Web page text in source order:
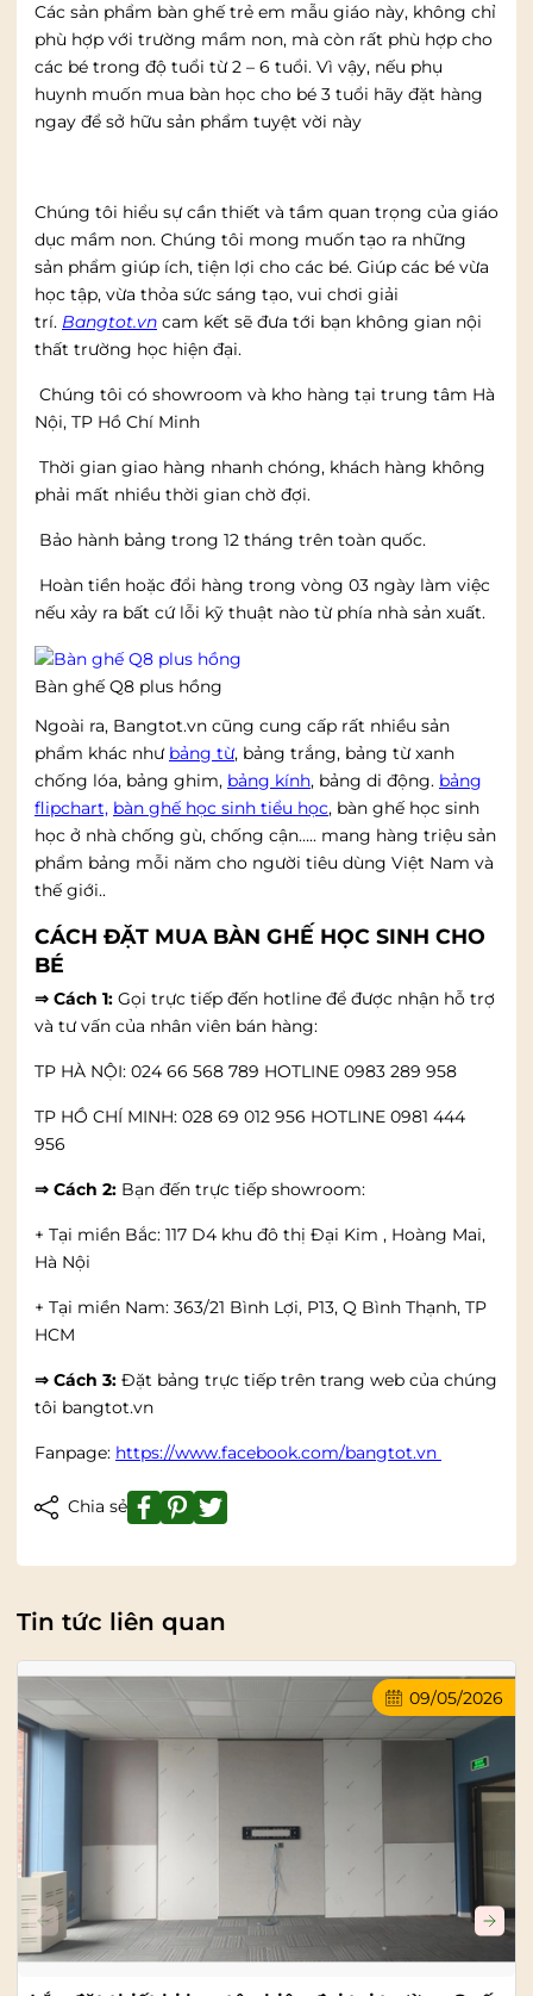
Các sản phẩm bàn ghế trẻ em mẫu giáo này, không chỉ
phù hợp với trường mầm non, mà còn rất phù hợp cho
các bé trong độ tuổi từ 2 – 6 tuổi. Vì vậy, nếu phụ
huynh muốn mua bàn học cho bé 3 tuổi hãy đặt hàng
ngay để sở hữu sản phẩm tuyệt vời này
Chúng tôi hiểu sự cần thiết và tầm quan trọng của giáo
dục mầm non. Chúng tôi mong muốn tạo ra những
sản phẩm giúp ích, tiện lợi cho các bé. Giúp các bé vừa
học tập, vừa thỏa sức sáng tạo, vui chơi giải
trí. Bangtot.vn cam kết sẽ đưa tới bạn không gian nội
thất trường học hiện đại.
Chúng tôi có showroom và kho hàng tại trung tâm Hà
Nội, TP Hồ Chí Minh
Thời gian giao hàng nhanh chóng, khách hàng không
phải mất nhiều thời gian chờ đợi.
Bảo hành bảng trong 12 tháng trên toàn quốc.
Hoàn tiền hoặc đổi hàng trong vòng 03 ngày làm việc
nếu xảy ra bất cứ lỗi kỹ thuật nào từ phía nhà sản xuất.
Bàn ghế Q8 plus hồng
Ngoài ra, Bangtot.vn cũng cung cấp rất nhiều sản
phẩm khác như bảng từ, bảng trắng, bảng từ xanh
chống lóa, bảng ghim, bảng kính, bảng di động. bảng
flipchart, bàn ghế học sinh tiểu học, bàn ghế học sinh
học ở nhà chống gù, chống cận….. mang hàng triệu sản
phẩm bảng mỗi năm cho người tiêu dùng Việt Nam và
thế giới..
CÁCH ĐẶT MUA BÀN GHẾ HỌC SINH CHO
BÉ
⇒ Cách 1: Gọi trực tiếp đến hotline để được nhận hỗ trợ
và tư vấn của nhân viên bán hàng:
TP HÀ NỘI: 024 66 568 789 HOTLINE 0983 289 958
TP HỒ CHÍ MINH: 028 69 012 956 HOTLINE 0981 444
956
⇒ Cách 2: Bạn đến trực tiếp showroom:
+ Tại miền Bắc: 117 D4 khu đô thị Đại Kim , Hoàng Mai,
Hà Nội
+ Tại miền Nam: 363/21 Bình Lợi, P13, Q Bình Thạnh, TP
HCM
⇒ Cách 3: Đặt bảng trực tiếp trên trang web của chúng
tôi bangtot.vn
Fanpage: https://www.facebook.com/bangtot.vn
Chia sẻ
Tin tức liên quan
09/05/2026